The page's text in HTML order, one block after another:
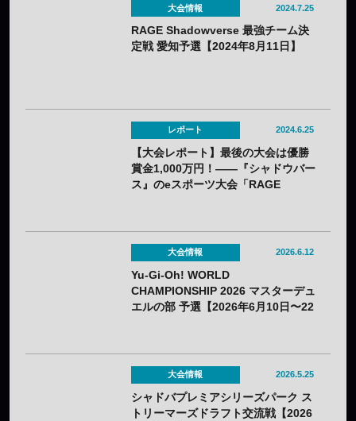
大会情報 2024.7.25
RAGE Shadowverse 最強チーム決
定戦 愛知予選【2024年8月11日】
レポート 2024.6.25
【大会レポート】最後の大会は優勝
賞金1,000万円！——『シャドウバー
ス』のeスポーツ大会「RAGE
選手が優勝し30回目の節目の大会で
有終の美を飾る！
大会情報 2026.6.12
Yu-Gi-Oh! WORLD
CHAMPIONSHIP 2026 マスターデュ
エルの部 予選【2026年6月10日〜22
大会情報 2026.5.25
シャドバプレミアシリーズパーク ス
トリーマーズドラフト交流戦【2026